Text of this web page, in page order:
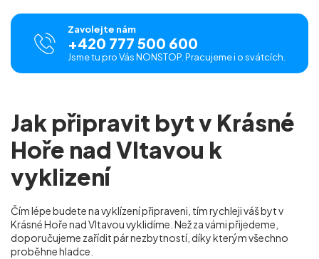
Zavolejte nám
+420 777 500 600
Jsme tu pro Vás NONSTOP. Pracujeme i o svátcích.
Jak připravit byt v Krásné
Hoře nad Vltavou k
vyklizení
Čím lépe budete na vyklízení připraveni, tím rychleji váš byt v
Krásné Hoře nad Vltavou vyklidíme. Než za vámi přijedeme,
doporučujeme zařídit pár nezbytností, díky kterým všechno
proběhne hladce.